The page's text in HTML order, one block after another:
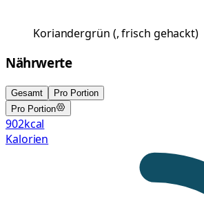
Koriandergrün (, frisch gehackt)
Nährwerte
Gesamt
Pro Portion
Pro Portion
902kcal
Kalorien